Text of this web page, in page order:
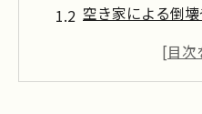
空き家による倒
放置空き家が景